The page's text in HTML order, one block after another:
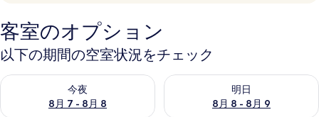
客室のオプション
以下の期間の空室状況をチェック
今夜
8月 7 - 8月 8
今夜 8月 7 - 8月 8 の空室状況をチェック
明日
8月 8 - 8月 9
明日 8月 8 - 8月 9 の空室状況